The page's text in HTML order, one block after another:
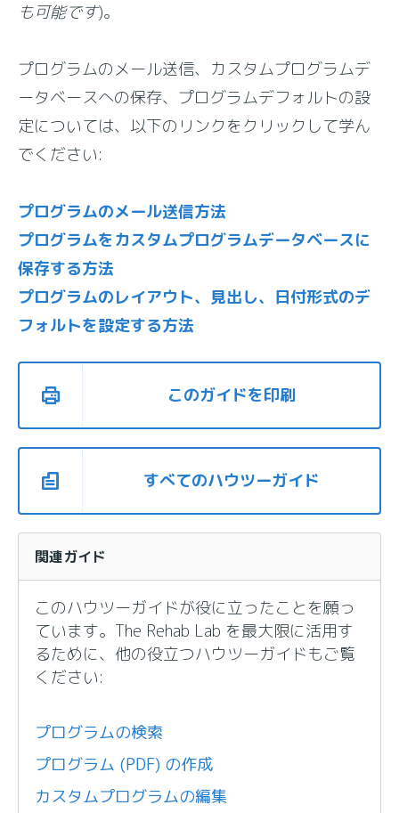
も可能です)。
プログラムのメール送信、カスタムプログラムデ
ータベースへの保存、プログラムデフォルトの設
定については、以下のリンクをクリックして学ん
でください:
プログラムのメール送信方法
プログラムをカスタムプログラムデータベースに
保存する方法
プログラムのレイアウト、見出し、日付形式のデ
フォルトを設定する方法
このガイドを印刷
すべてのハウツーガイド
関連ガイド
このハウツーガイドが役に立ったことを願っ
ています。The Rehab Lab を最大限に活用す
るために、他の役立つハウツーガイドもご覧
ください:
プログラムの検索
プログラム (PDF) の作成
カスタムプログラムの編集